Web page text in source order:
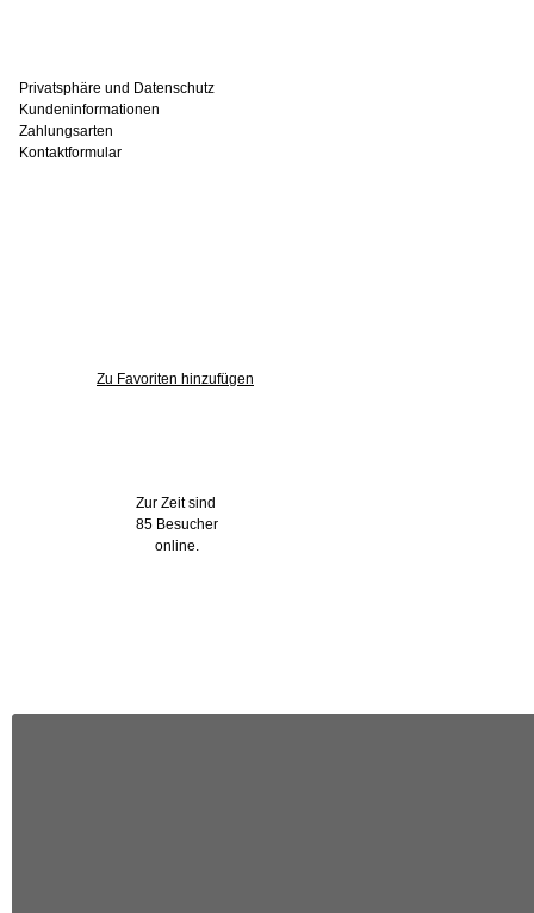
Privatsphäre und Datenschutz
Kundeninformationen
Zahlungsarten
Kontaktformular
Zu Favoriten hinzufügen
Zur Zeit sind
85 Besucher
online.